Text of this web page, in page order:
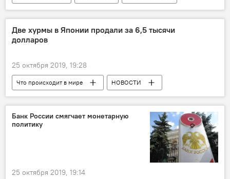
Анна Долидзе
Высший совет юстиции Грузии
Георгий Маргвелашвили
Две хурмы в Японии продали за 6,5 тысячи
долларов
25 октября 2019, 19:28
Что происходит в мире
НОВОСТИ
В мире
Япония
Банк России смягчает монетарную
политику
25 октября 2019, 19:14